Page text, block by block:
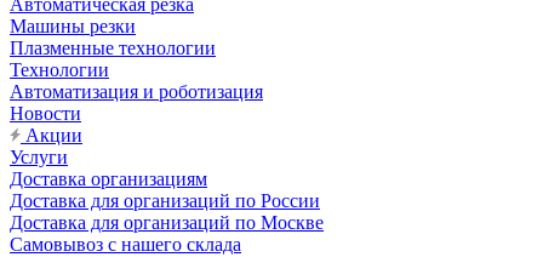
Автоматическая резка
Машины резки
Плазменные технологии
Технологии
Автоматизация и роботизация
Новости
Акции
Услуги
Доставка организациям
Доставка для организаций по России
Доставка для организаций по Москве
Самовывоз с нашего склада